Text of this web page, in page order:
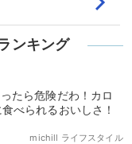
ンキング
たら危険だわ！カロ
べられるおいしさ！
michill ライフスタイル